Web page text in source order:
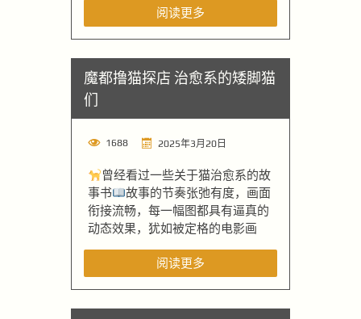
阅读更多
魔都撸猫探店 治愈系的矮脚猫
们
1688 2025年3月20日
曾经看过一些关于猫治愈系的故
事书
故事的节奏张弛有度，画面
衔接流畅，每一幅图都具有逼真的
动态效果，犹如被定格的电影画
阅读更多